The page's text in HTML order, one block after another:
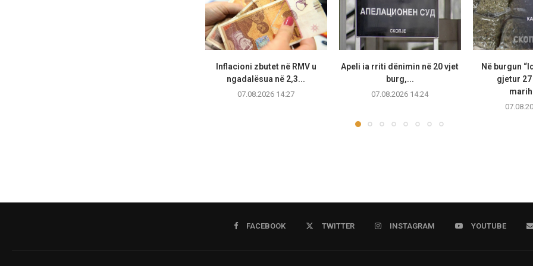
Inflacioni zbutet në RMV u
ngadalësua në 2,3...
07.08.2026 14:27
Apeli ia rriti dënimin në 20 vjet
burg,...
07.08.2026 14:24
Në burgun
gjetur
FACEBOOK TWITTER INSTAGRAM YOUTUBE